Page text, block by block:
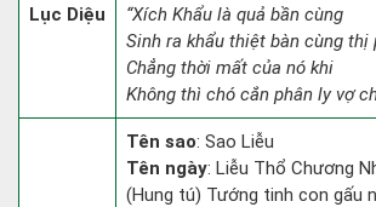
Lục Diệu
“Xích Khẩu là quả bần cùng
Sinh ra khẩu thiệt bàn cùng thị
Chẳng thời mất của nó khi
Không thì chó cắn phân ly vợ
Tên sao: Sao Liễu
Tên ngày: Liễu Thổ Chương
(Hung tú) Tướng tinh con gấu